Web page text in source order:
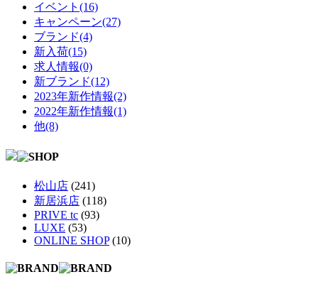
イベント(16)
キャンペーン(27)
ブランド(4)
新入荷(15)
求人情報(0)
新ブランド(12)
2023年新作情報(2)
2022年新作情報(1)
他(8)
松山店 (241)
新居浜店 (118)
PRIVE tc (93)
LUXE (53)
ONLINE SHOP(10)